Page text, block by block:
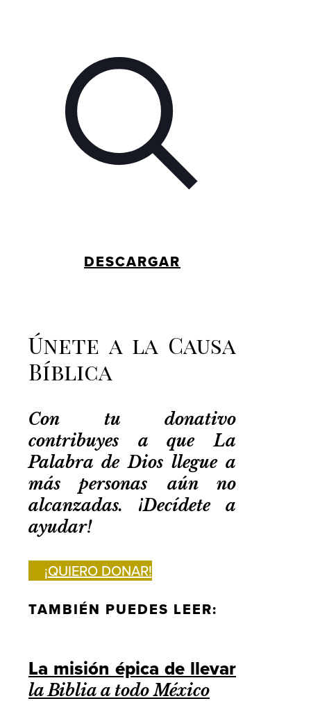
DESCARGAR
Únete a la Causa
Bíblica
Con tu donativo
contribuyes a que La
Palabra de Dios llegue a
más personas aún no
alcanzadas. ¡Decídete a
ayudar!
¡QUIERO DONAR!
TAMBIÉN PUEDES LEER:
La misión épica de llevar
la Biblia a todo México